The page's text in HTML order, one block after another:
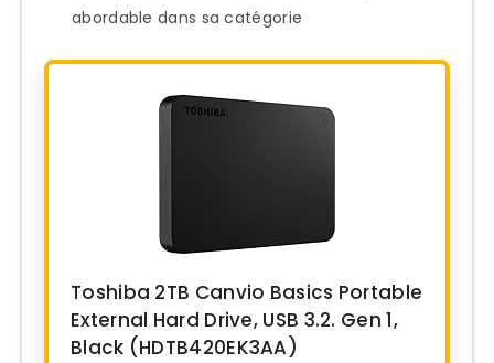
abordable dans sa catégorie
Toshiba 2TB Canvio Basics Portable
External Hard Drive, USB 3.2. Gen 1,
Black (HDTB420EK3AA)